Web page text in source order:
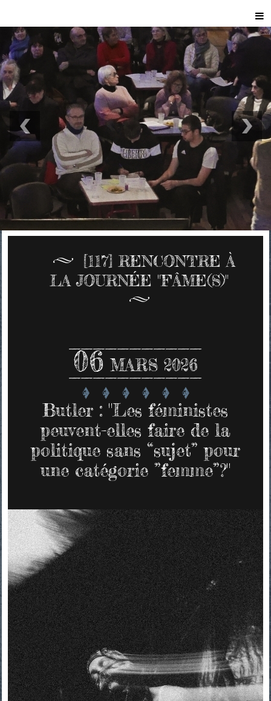
[117] RENCONTRE À
LA JOURNÉE "F'ÂME(S)"
06 MARS 2026
Butler : "Les féministes
peuvent-elles faire de la
politique sans “sujet” pour
une catégorie ”femme”?"